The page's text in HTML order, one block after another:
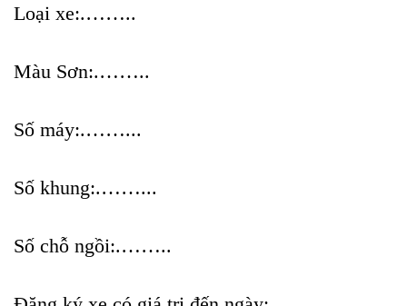
Loại xe:.……..
Màu Sơn:.……..
Số máy:.……...
Số khung:.……...
Số chỗ ngồi:.……..